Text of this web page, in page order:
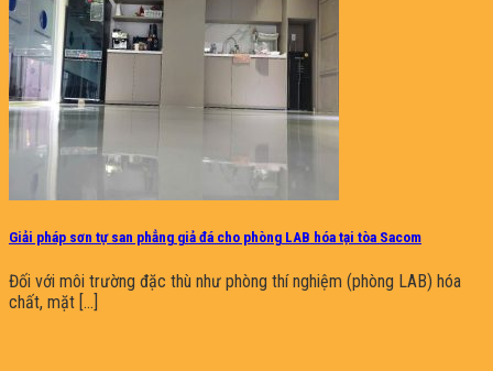
Giải pháp sơn tự san phẳng giả đá cho phòng LAB hóa tại tòa Sacom
Đối với môi trường đặc thù như phòng thí nghiệm (phòng LAB) hóa
chất, mặt [...]